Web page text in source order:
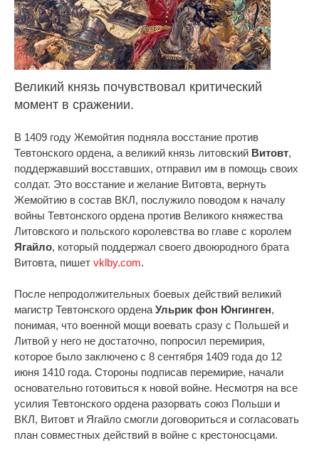
Великий князь почувствовал критический
момент в сражении.
В 1409 году Жемойтия подняла восстание против
Тевтонского ордена, а великий князь литовский Витовт,
поддержавший восставших, отправил им в помощь своих
солдат. Это восстание и желание Витовта, вернуть
Жемойтию в состав ВКЛ, послужило поводом к началу
войны Тевтонского ордена против Великого княжества
Литовского и польского королевства во главе с королем
Ягайло, который поддержал своего двоюродного брата
Витовта, пишет vklby.com.
После непродолжительных боевых действий великий
магистр Тевтонского ордена Ульрик фон Юнгинген,
понимая, что военной мощи воевать сразу с Польшей и
Литвой у него не достаточно, попросил перемирия,
которое было заключено с 8 сентября 1409 года до 12
июня 1410 года. Стороны подписав перемирие, начали
основательно готовиться к новой войне. Несмотря на все
усилия Тевтонского ордена разорвать союз Польши и
ВКЛ, Витовт и Ягайло смогли договориться и согласовать
план совместных действий в войне с крестоносцами.